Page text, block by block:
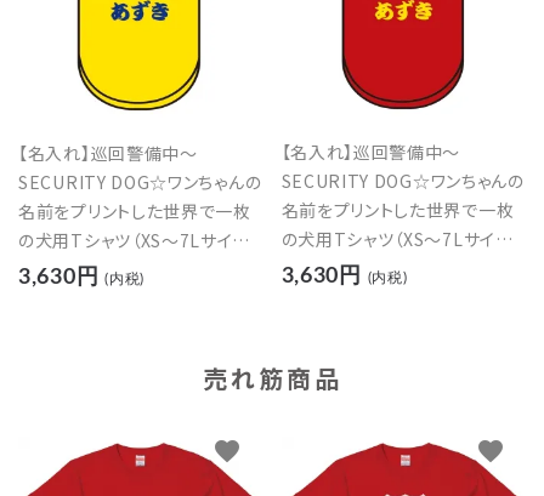
【名入れ】巡回警備中～
SECURITY DOG☆ワンちゃんの
名前をプリントした世界で一枚
の犬用Tシャツ（XS～7Lサイズ）
【イエロー】
3,630円 (内税)
【名入れ】巡回警備中～
SECURITY DOG☆ワンちゃんの
名前をプリントした世界で一枚
の犬用Tシャツ（XS～7Lサイズ）
【レッド】
3,630円 (内税)
売れ筋商品
favorite favorite